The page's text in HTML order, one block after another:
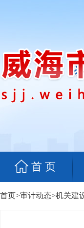
首 页
首页>审计动态>机关建